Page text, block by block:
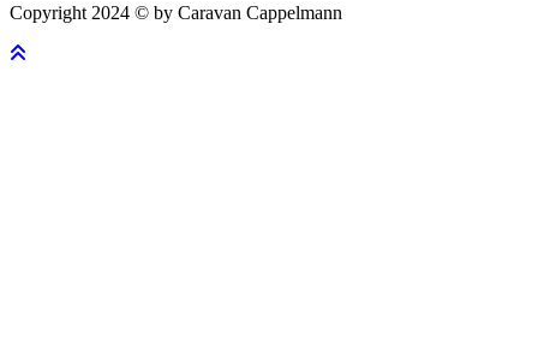
Copyright 2024 © by Caravan Cappelmann